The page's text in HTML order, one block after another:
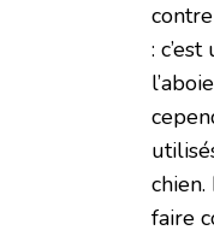
:
faire